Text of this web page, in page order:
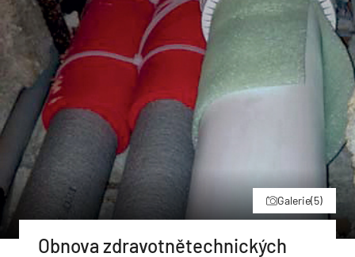
Galerie(5)
Obnova zdravotnětechnických